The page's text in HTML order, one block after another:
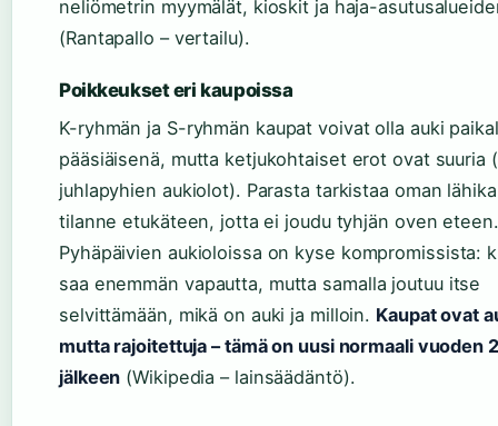
neliömetrin myymälät, kioskit ja haja-
(Rantapallo – vertailu).
Poikkeukset eri kaupoissa
K-ryhmän ja S-ryhmän kaupat voivat olla auki
pääsiäisenä, mutta ketjukohtaiset erot ovat suuria
juhlapyhien aukiolot). Parasta tarkistaa oman
tilanne etukäteen, jotta ei joudu tyhjän oven eteen.
Pyhäpäivien aukioloissa on kyse kompromissista:
saa enemmän vapautta, mutta samalla joutuu itse
selvittämään, mikä on auki ja milloin. Kaupat ovat
mutta rajoitettuja – tämä on uusi normaali vuoden
jälkeen (Wikipedia – lainsäädäntö).